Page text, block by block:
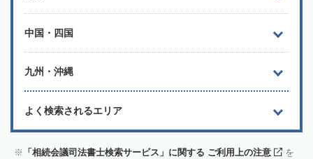
中国・四国
九州・沖縄
よく検索されるエリア
「相続会議司法書士検索サービス」に関する ご利用上の注意
を